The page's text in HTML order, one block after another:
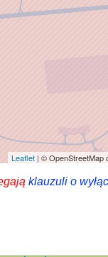
Leaflet | © OpenStreetMap
klauzuli o